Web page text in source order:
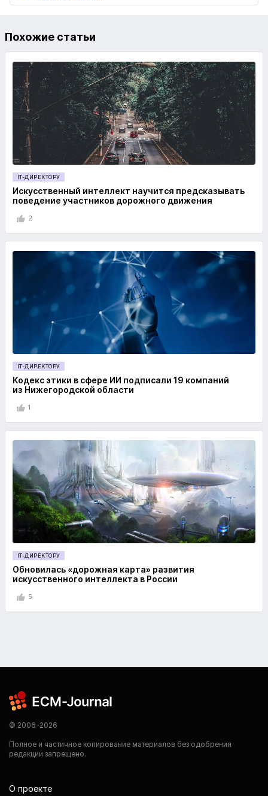
Похожие статьи
IT-ДИРЕКТОРУ
Искусственный интеллект научится предсказывать
поведение участников дорожного движения
2
IT-ДИРЕКТОРУ
Кодекс этики в сфере ИИ подписали 19 компаний
из Нижегородской области
1
IT-ДИРЕКТОРУ
Обновилась «дорожная карта» развития
искусственного интеллекта в России
5
© 2006-2026
Полное и частичное копирование материалов без одобрения
редакции запрещено.
О проекте